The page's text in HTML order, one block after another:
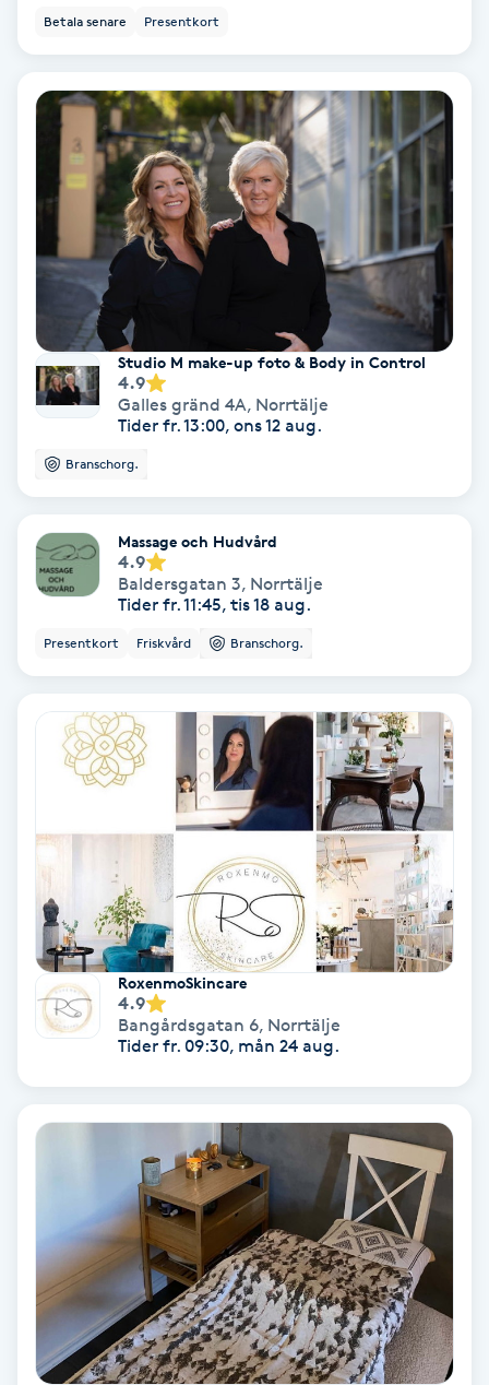
Fotmassage
Fotsvamp
Fotvård
Fransar
Fransborttagning
Fransfärgning
Fransförlängning
Fransförlängning Megavolym
Fransk manikyr
Fransrengöring
Friskvård
Frisör
Funktionsanalys
Färgning
Gelenaglar
Gellack
Gellack med förstärkning
Betala senare Presentkort
Studio M make-up foto & Body in Control
4.9
Galles gränd 4A, Norrtälje
Tider fr. 13:00, ons 12 aug.
Branschorg.
Massage och Hudvård
4.9
Baldersgatan 3, Norrtälje
Tider fr. 11:45, tis 18 aug.
Presentkort Friskvård Branschorg.
RoxenmoSkincare
4.9
Bangårdsgatan 6, Norrtälje
Tider fr. 09:30, mån 24 aug.